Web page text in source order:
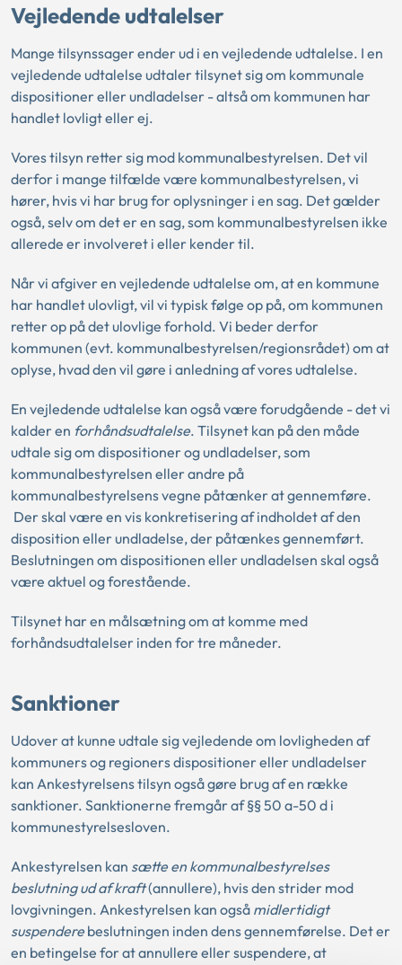
Vejledende udtalelser
Mange tilsynssager ender ud i en vejledende udtalelse. I en
vejledende udtalelse udtaler tilsynet sig om kommunale
dispositioner eller undladelser - altså om kommunen har
handlet lovligt eller ej.
Vores tilsyn retter sig mod kommunalbestyrelsen. Det vil
derfor i mange tilfælde være kommunalbestyrelsen, vi
hører, hvis vi har brug for oplysninger i en sag. Det gælder
også, selv om det er en sag, som kommunalbestyrelsen ikke
allerede er involveret i eller kender til.
Når vi afgiver en vejledende udtalelse om, at en kommune
har handlet ulovligt, vil vi typisk følge op på, om kommunen
retter op på det ulovlige forhold. Vi beder derfor
kommunen (evt. kommunalbestyrelsen/regionsrådet) om at
oplyse, hvad den vil gøre i anledning af vores udtalelse.
En vejledende udtalelse kan også være forudgående - det vi
kalder en forhåndsudtalelse. Tilsynet kan på den måde
udtale sig om dispositioner og undladelser, som
kommunalbestyrelsen eller andre på
kommunalbestyrelsens vegne påtænker at gennemføre.
Der skal være en vis konkretisering af indholdet af den
disposition eller undladelse, der påtænkes gennemført.
Beslutningen om dispositionen eller undladelsen skal også
være aktuel og forestående.
Tilsynet har en målsætning om at komme med
forhåndsudtalelser inden for tre måneder.
Sanktioner
Udover at kunne udtale sig vejledende om lovligheden af
kommuners og regioners dispositioner eller undladelser
kan Ankestyrelsens tilsyn også gøre brug af en række
sanktioner. Sanktionerne fremgår af §§ 50 a-50 d i
kommunestyrelsesloven.
Ankestyrelsen kan sætte en kommunalbestyrelses
beslutning ud af kraft(annullere), hvis den strider mod
lovgivningen. Ankestyrelsen kan også midlertidigt
suspendere beslutningen inden dens gennemførelse. Det er
en betingelse for at annullere eller suspendere, at